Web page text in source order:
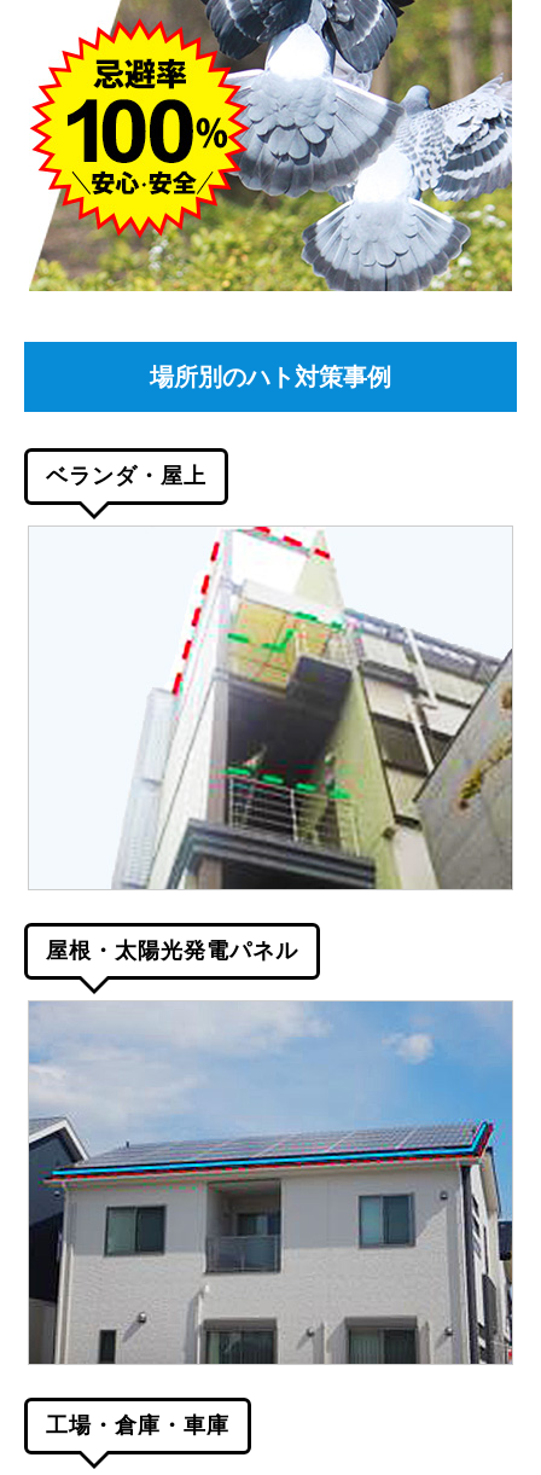
場所別のハト対策事例
ベランダ・屋上
屋根・太陽光発電パネル
工場・倉庫・車庫